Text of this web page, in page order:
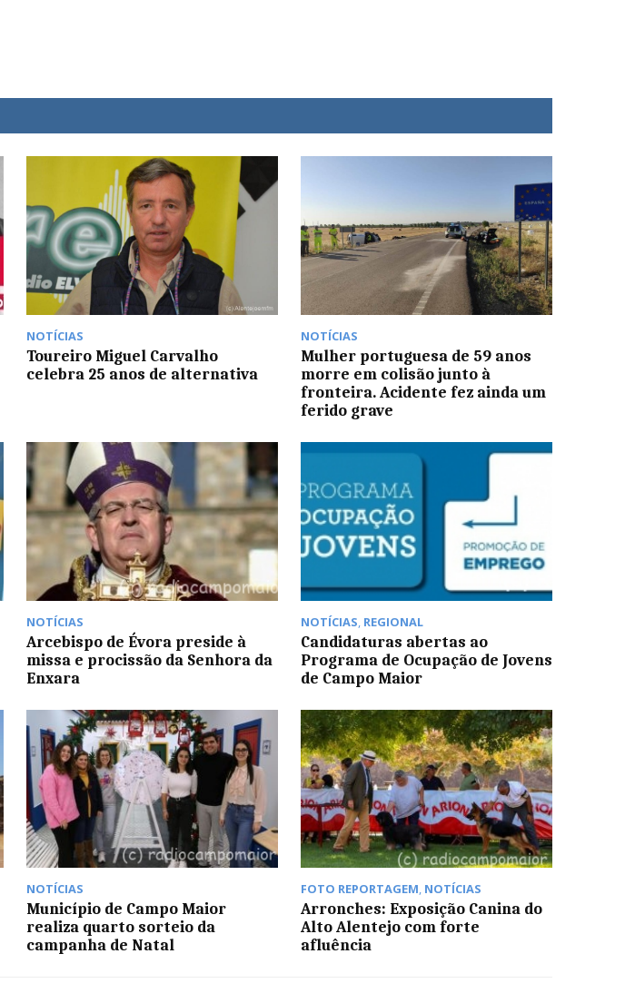
NOTÍCIAS
Toureiro Miguel Carvalho
celebra 25 anos de alternativa
NOTÍCIAS
Mulher portuguesa de 59 anos
morre em colisão junto à
fronteira. Acidente fez ainda um
ferido grave
NOTÍCIAS
Arcebispo de Évora preside à
missa e procissão da Senhora da
Enxara
NOTÍCIAS REGIONAL
Candidaturas abertas ao
Programa de Ocupação de Jovens
de Campo Maior
NOTÍCIAS
Município de Campo Maior
realiza quarto sorteio da
campanha de Natal
FOTO REPORTAGEM, NOTÍCIAS
Arronches: Exposição Canina do
Alto Alentejo com forte
afluência